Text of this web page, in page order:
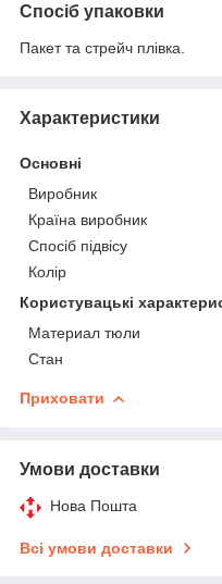
Спосіб упаковки
Пакет та стрейч плівка.
Характеристики
Основні
Виробник
Країна виробник
Спосіб підвісу
Колір
Користувацькі
Материал тюли
Стан
Приховати
Умови доставки
Нова Пошта
Всі умови доставки